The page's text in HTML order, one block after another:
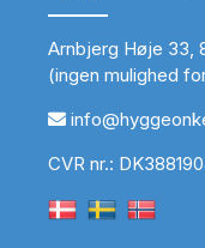
Arnbjerg Høje 33,
(ingen mulighed
CVR nr.: